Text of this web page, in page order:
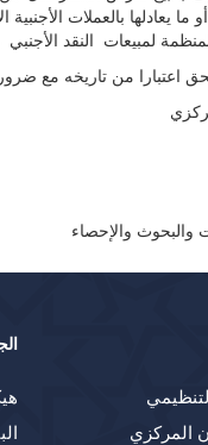
يعادلها بالعملات الأجنبية
لمبيعات النقد
اعتبارا من تاريخه مع
والبحوث والإحصاء
المركزي